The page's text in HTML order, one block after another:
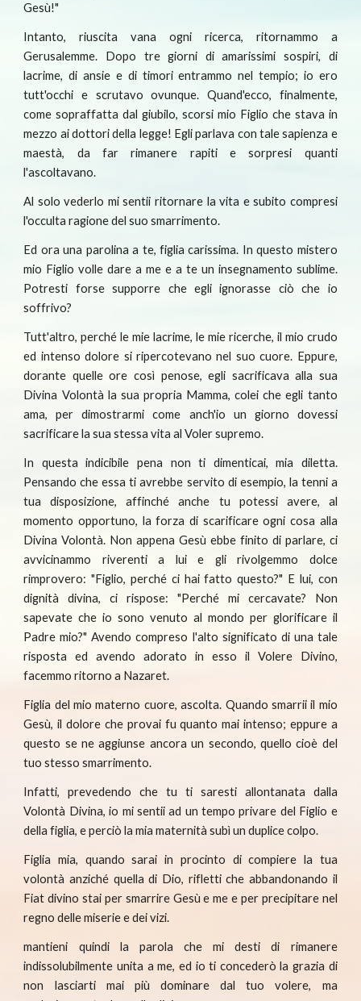
Gesù!"
Intanto, riuscita vana ogni ricerca, ritornammo a
Gerusalemme. Dopo tre giorni di amarissimi sospiri, di
lacrime, di ansie e di timori entrammo nel tempio; io ero
tutt'occhi e scrutavo ovunque. Quand'ecco, finalmente,
come sopraffatta dal giubilo, scorsi mio Figlio che stava in
mezzo ai dottori della legge! Egli parlava con tale sapienza e
maestà, da far rimanere rapiti e sorpresi quanti
l'ascoltavano.
Al solo vederlo mi sentii ritornare la vita e subito compresi
l'occulta ragione del suo smarrimento.
Ed ora una parolina a te, figlia carissima. In questo mistero
mio Figlio volle dare a me e a te un insegnamento sublime.
Potresti forse supporre che egli ignorasse ciò che io
soffrivo?
Tutt'altro, perché le mie lacrime, le mie ricerche, il mio crudo
ed intenso dolore si ripercotevano nel suo cuore. Eppure,
dorante quelle ore così penose, egli sacrificava alla sua
Divina Volontà la sua propria Mamma, colei che egli tanto
ama, per dimostrarmi come anch'io un giorno dovessi
sacrificare la sua stessa vita al Voler supremo.
In questa indicibile pena non ti dimenticai, mia diletta.
Pensando che essa ti avrebbe servito di esempio, la tenni a
tua disposizione, affinché anche tu potessi avere, al
momento opportuno, la forza di scarificare ogni cosa alla
Divina Volontà. Non appena Gesù ebbe finito di parlare, ci
avvicinammo riverenti a lui e gli rivolgemmo dolce
rimprovero: "Figlio, perché ci hai fatto questo?" E lui, con
dignità divina, ci rispose: "Perché mi cercavate? Non
sapevate che io sono venuto al mondo per glorificare il
Padre mio?" Avendo compreso l'alto significato di una tale
risposta ed avendo adorato in esso il Volere Divino,
facemmo ritorno a Nazaret.
Figlia del mio materno cuore, ascolta. Quando smarrii il mio
Gesù, il dolore che provai fu quanto mai intenso; eppure a
questo se ne aggiunse ancora un secondo, quello cioè del
tuo stesso smarrimento.
Infatti, prevedendo che tu ti saresti allontanata dalla
Volontà Divina, io mi sentii ad un tempo privare del Figlio e
della figlia, e perciò la mia maternità subì un duplice colpo.
Figlia mia, quando sarai in procinto di compiere la tua
volontà anziché quella di Dio, rifletti che abbandonando il
Fiat divino stai per smarrire Gesù e me e per precipitare nel
regno delle miserie e dei vizi.
mantieni quindi la parola che mi desti di rimanere
indissolubilmente unita a me, ed io ti concederò la grazia di
non lasciarti mai più dominare dal tuo volere, ma